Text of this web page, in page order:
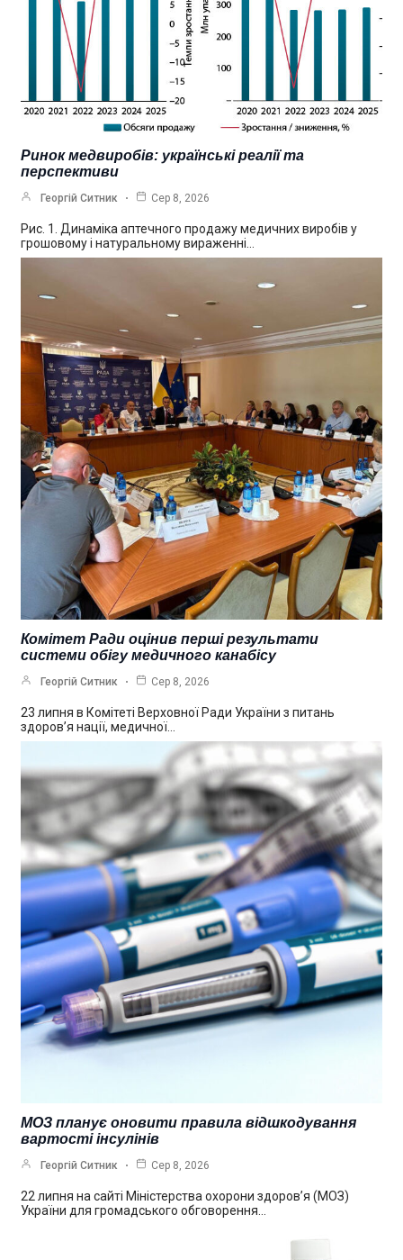
Ринок медвиробів: українські реалії та
перспективи
Георгій Ситник Сер 8, 2026
Рис. 1. Динаміка аптечного продажу медичних виробів у
грошовому і натуральному вираженні…
Комітет Ради оцінив перші результати
системи обігу медичного канабісу
Георгій Ситник Сер 8, 2026
23 липня в Комітеті Верховної Ради України з питань
здоров’я нації, медичної…
МОЗ планує оновити правила відшкодування
вартості інсулінів
Георгій Ситник Сер 8, 2026
22 липня на сайті Міністерства охорони здоров’я (МОЗ)
України для громадського обговорення…